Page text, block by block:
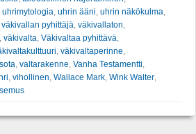
uhrimytologia, uhrin ääni, uhrin näkökulma,
väkivallan pyhittäjä, väkivallaton,
, väkivalta, Väkivaltaa pyhittävä,
, väkivaltaperinne,
, valtarakenne, Vanha Testamentti,
, vihollinen, Wallace Mark, Wink Walter,